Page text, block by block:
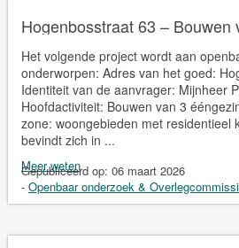
Hogenbosstraat 63 – Bouwen
Het volgende project wordt aan
onderworpen: Adres van het goed:
Identiteit van de aanvrager: Mijnheer
Hoofdactiviteit: Bouwen van 3
zone: woongebieden met residentieel
bevindt zich in ...
Meer weten
Gepubliceerd op: 06 maart 2026
- Openbaar onderzoek &